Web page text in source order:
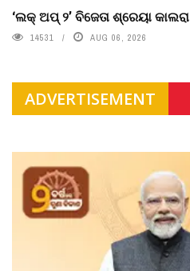
‘ଲକ୍ ଅପ୍ ୨’ ବିଜେତା ଶ୍ରେୟା କାଲରା
14531 AUG 06, 2026
ADVERTISEMENT